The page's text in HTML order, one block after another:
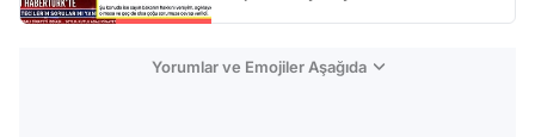
Yorumlar ve Emojiler Aşağıda